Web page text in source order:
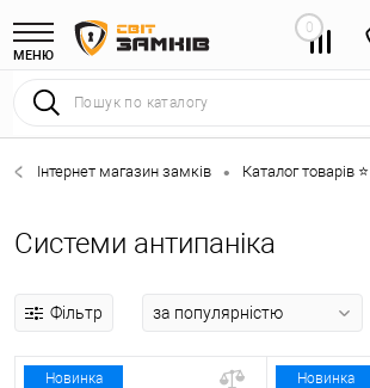
МЕНЮ
0
Інтернет магазин замків • Каталог товарів ⭐
Системи антипаніка
Фільтр
Новинка
Новинка